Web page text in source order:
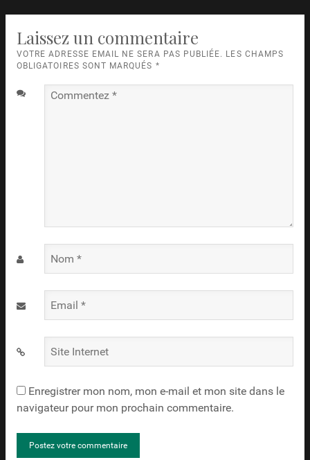
Laissez un commentaire
VOTRE ADRESSE EMAIL NE SERA PAS PUBLIÉE. LES CHAMPS
OBLIGATOIRES SONT MARQUÉS *
Commentez
Nom
Email
Site
Internet
Enregistrer mon nom, mon e-mail et mon site dans le
navigateur pour mon prochain commentaire.